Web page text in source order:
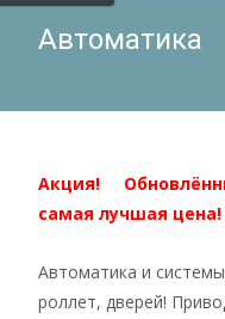
Автоматика
Акция!
самая лучшая цена!
Автоматика и
роллет, дверей!